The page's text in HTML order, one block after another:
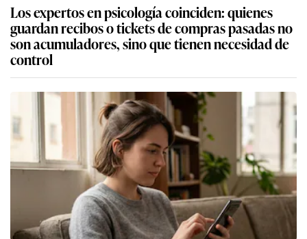
Los expertos en psicología coinciden: quienes
guardan recibos o tickets de compras pasadas no
son acumuladores, sino que tienen necesidad de
control